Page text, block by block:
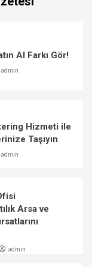
Al Farkı Gör!
admin
Hizmeti ile
Taşıyın
admin
Arsa ve
admin